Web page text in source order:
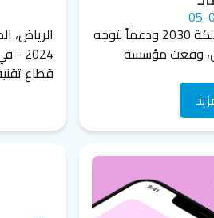
05-
الرياض - في إطار رؤية المملكة 2030 ودعماً لتوجه
وقعت مؤسسة
قطاع